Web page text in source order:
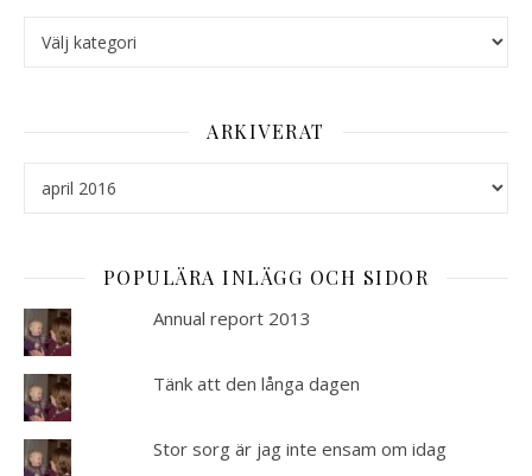
ARKIVERAT
POPULÄRA INLÄGG OCH SIDOR
Annual report 2013
Tänk att den långa dagen
Stor sorg är jag inte ensam om idag